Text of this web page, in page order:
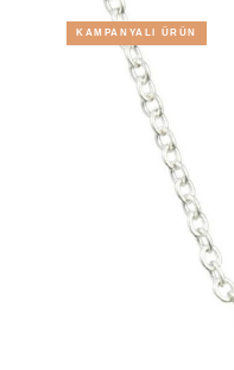
KAMPANYALI ÜRÜN